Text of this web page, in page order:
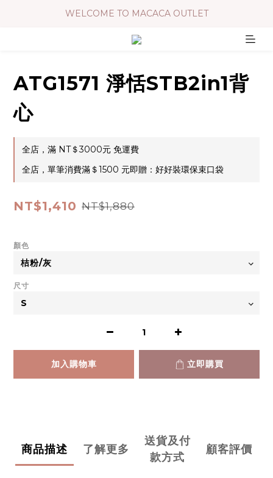
WELCOME TO MACACA OUTLET
ATG1571 淨恬STB2in1背
心
全店，滿 NT＄3000元 免運費
全店，單筆消費滿＄1500 元即贈：好好裝環保束口袋
NT$1,410 NT$1,880
顏色
尺寸
加入購物車 立即購買
商品描述 了解更多
送貨及付
款方式
顧客評價